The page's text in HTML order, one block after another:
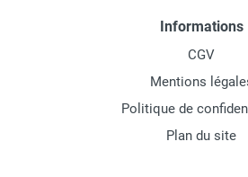
Informations
CGV
Mentions
Politique de
Plan du site